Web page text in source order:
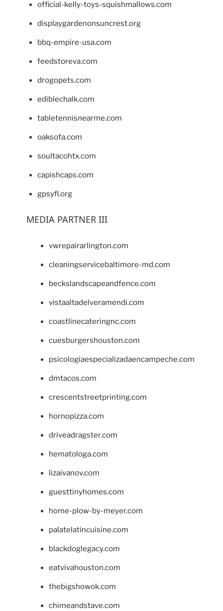
official-kelly-toys-squishmallows.com
displaygardenonsuncrest.org
bbq-empire-usa.com
feedstoreva.com
drogopets.com
ediblechalk.com
tabletennisnearme.com
oaksofa.com
soultacohtx.com
capishcaps.com
gpsyfl.org
MEDIA PARTNER III
vwrepairarlington.com
cleaningservicebaltimore-md.com
beckslandscapeandfence.com
vistaaltadelveramendi.com
coastlinecateringnc.com
cuesburgershouston.com
psicologiaespecializadaencampeche.com
dmtacos.com
crescentstreetprinting.com
hornopizza.com
driveadragster.com
hematologa.com
lizaivanov.com
guesttinyhomes.com
home-plow-by-meyer.com
palatelatincuisine.com
blackdoglegacy.com
eatvivahouston.com
thebigshowok.com
chimeandstave.com